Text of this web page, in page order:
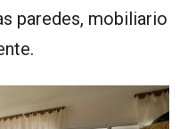
paredes, mobiliario